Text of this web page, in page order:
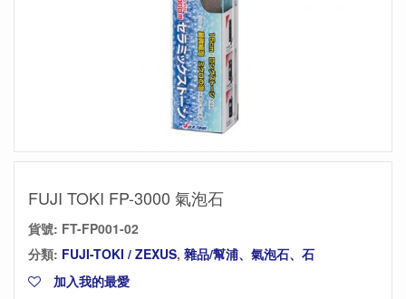
FUJI TOKI FP-3000 氣泡石
貨號: FT-FP001-02
分類: FUJI-TOKI / ZEXUS, 雜品/幫浦、氣泡石、石
加入我的最愛